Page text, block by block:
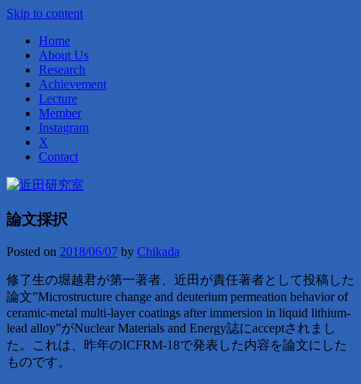
Skip to content
Home
About Us
Research
Achievement
Lecture
Member
Instagram
X
Contact
近田研究室
論文採択
Posted on 2018/06/07 by Chikada
修了生の堀越君が第一著者、近田が責任著者として投稿した
論文”Microstructure change and deuterium permeation behavior of
ceramic-metal multi-layer coatings after immersion in liquid lithium-
lead alloy”がNuclear Materials and Energy誌にacceptされまし
た。これは、昨年のICFRM-18で発表した内容を論文にした
ものです。